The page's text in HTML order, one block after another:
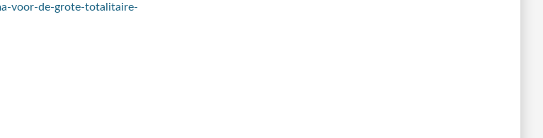
voor-de-grote-totalitaire-